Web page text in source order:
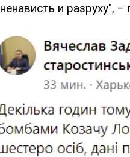
ненависть и разруху",